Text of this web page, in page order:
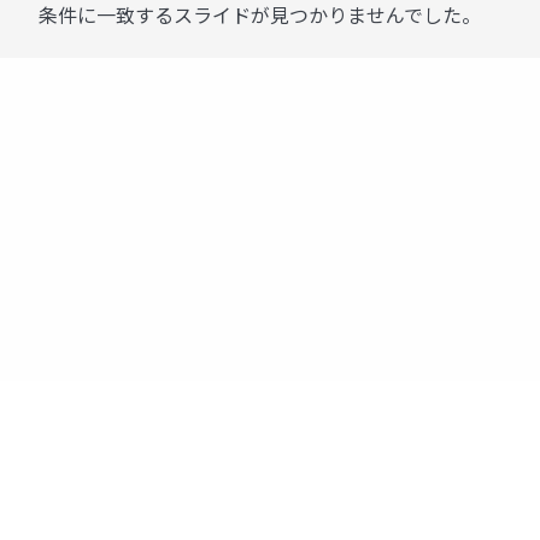
条件に一致するスライドが見つかりませんでした。